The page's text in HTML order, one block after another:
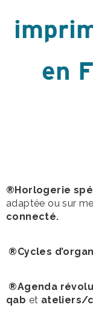
en
®Horlogerie
adaptée ou sur
connecté.
®Cycles
®Agenda
qab et ateliers/